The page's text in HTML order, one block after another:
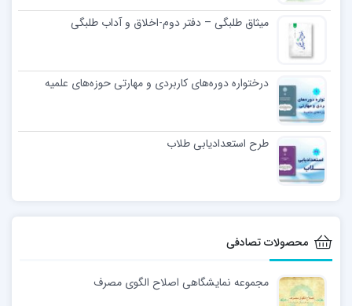
میثاق طلبگی – دفتر دوم-اخلاق و آداب طلبگی
درختواره دوره‌های کاربردی و مهارتی حوزه‌های علمیه
طرح استعدادیابی طلاب
محصولات تصادفی
مجموعه نمایشگاهی اصلاح الگوی مصرف